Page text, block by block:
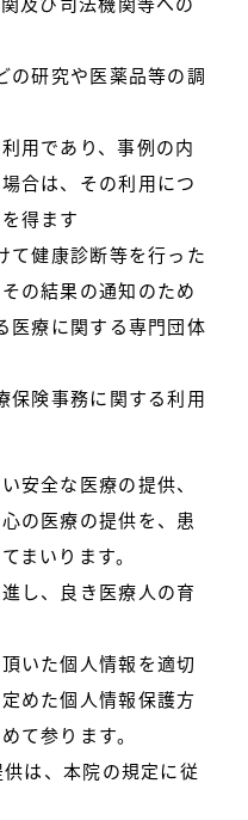
の研究や医薬品等の調
であり、事例の内
合は、その利用につ
得ます
て健康診断等を行った
の結果の通知のため
医療に関する専門団体
保険事務に関する利用
安全な医療の提供、
の医療の提供を、患
まいります。
し、良き医療人の育
いた個人情報を適切
めた個人情報保護方
て参ります。
は、本院の規定に従